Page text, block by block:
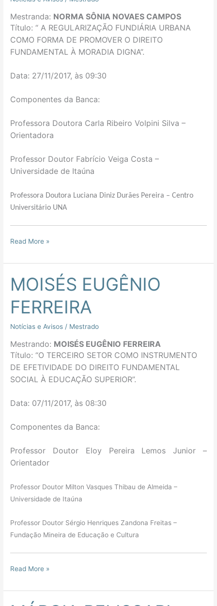
Mestranda: NORMA SÔNIA NOVAES CAMPOS
Título: “ A REGULARIZAÇÃO FUNDIÁRIA URBANA
COMO FORMA DE PROMOVER O DIREITO
FUNDAMENTAL À MORADIA DIGNA”.
Data: 27/11/2017, às 09:30
Componentes da Banca:
Professora Doutora Carla Ribeiro Volpini Silva –
Orientadora
Professor Doutor Fabrício Veiga Costa –
Universidade de Itaúna
Professora Doutora Luciana Diniz Durães Pereira – Centro
Universitário UNA
Read More »
MOISÉS EUGÊNIO
FERREIRA
Notícias e Avisos / Mestrado
Mestrando: MOISÉS EUGÊNIO FERREIRA
Título: “O TERCEIRO SETOR COMO INSTRUMENTO
DE EFETIVIDADE DO DIREITO FUNDAMENTAL
SOCIAL À EDUCAÇÃO SUPERIOR”.
Data: 07/11/2017, às 08:30
Componentes da Banca:
Professor Doutor Eloy Pereira Lemos Junior –
Orientador
Professor Doutor Milton Vasques Thibau de Almeida –
Universidade de Itaúna
Professor Doutor Sérgio Henriques Zandona Freitas –
Fundação Mineira de Educação e Cultura
MOISÉS
EUGÊNIO
FERREIRA
Read More »